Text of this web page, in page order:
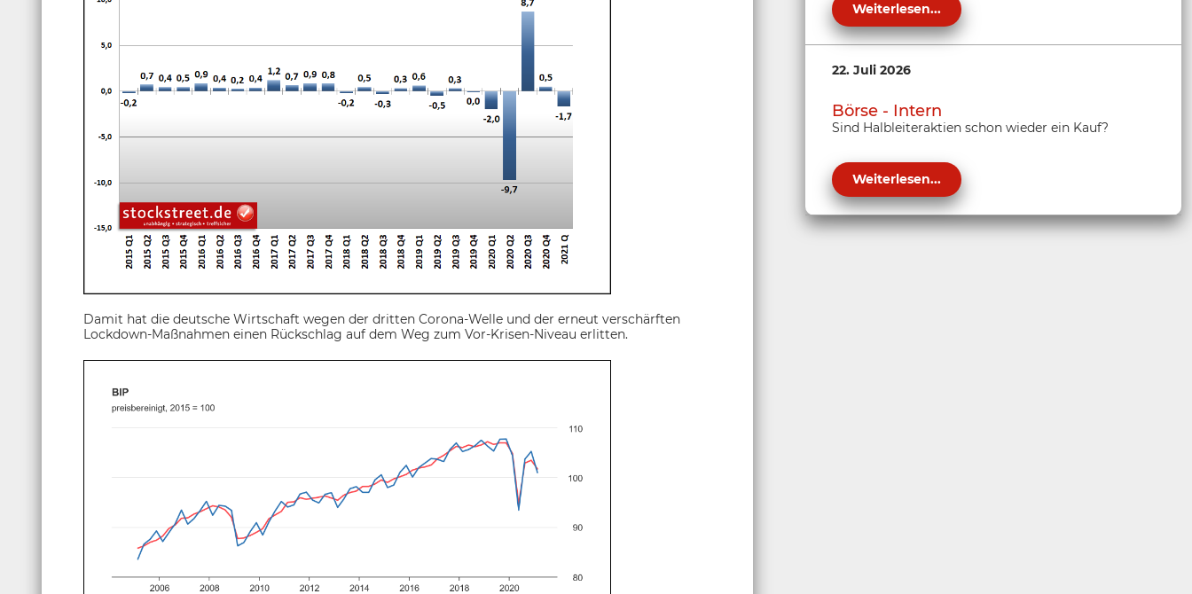
Damit hat die deutsche Wirtschaft wegen der dritten Corona-Welle und der erneut verschärften
Lockdown-Maßnahmen einen Rückschlag auf dem Weg zum Vor-Krisen-Niveau erlitten.
Weiterlesen...
22. Juli 2026
Börse - Intern
Sind Halbleiteraktien schon wieder ein Kauf?
Weiterlesen...